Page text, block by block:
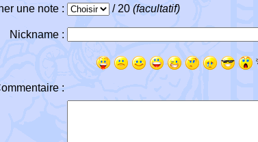
une note : / 20 (facultatif)
Nickname :
: